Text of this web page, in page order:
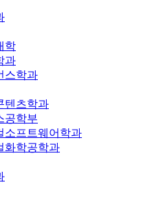
학
과
스학과
텐츠학과
공학부
소프트웨어학과
화학공학과